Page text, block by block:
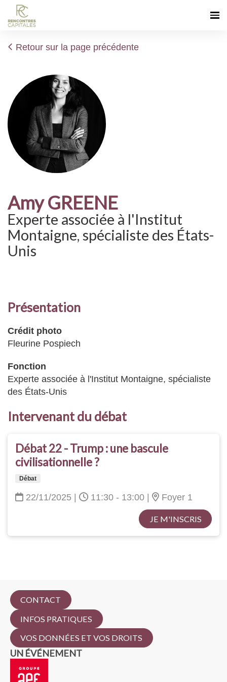
Retour sur la page précédente
Amy GREENE
Experte associée à l'Institut
Montaigne, spécialiste des États-
Unis
Présentation
Crédit photo
Fleurine Pospiech
Fonction
Experte associée à l'Institut Montaigne, spécialiste
des États-Unis
Intervenant du débat
Débat 22 - Trump : une bascule
civilisationnelle ?
Débat
22/11/2025 11:30 - 13:00 Foyer 1
JE M'INSCRIS
CONTACT
INFOS PRATIQUES
VOS DONNÉES ET VOS DROITS
UN ÉVÉNEMENT